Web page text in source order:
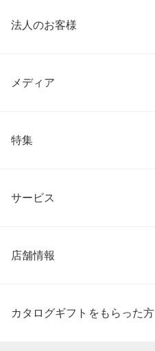
法人のお客様
メディア
特集
サービス
店舗情報
カタログギフトをもらった方